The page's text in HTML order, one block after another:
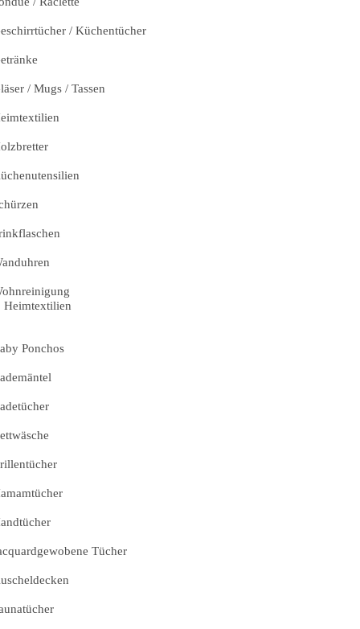
/ Küchentücher
/ Mugs / Tassen
Heimtextilien
Ponchos
Tücher